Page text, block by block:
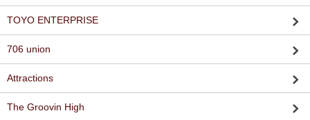
TOYO ENTERPRISE
706 union
Attractions
The Groovin High